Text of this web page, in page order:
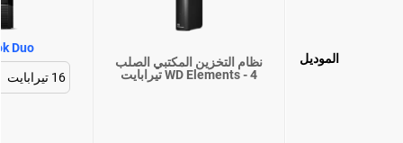
الموديل
نظام التخزين المكتبي الصلب
WD Elements - 4 تيرابايت
Duo